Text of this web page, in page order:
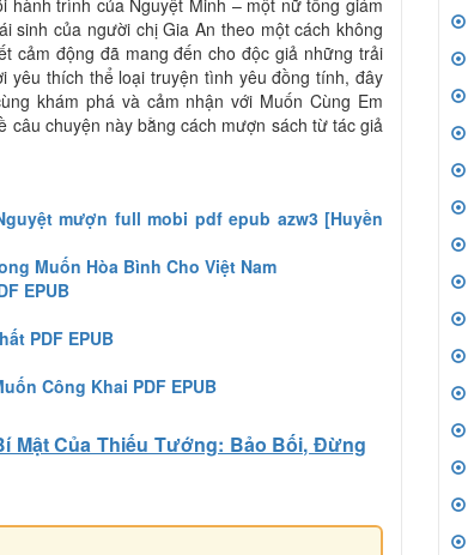
sinh của người chị Gia An theo một cách không
cảm động đã mang đến cho độc giả những trải
yêu thích thể loại truyện tình yêu đồng tính, đây
khám phá và cảm nhận với Muốn Cùng Em
câu chuyện này bằng cách mượn sách từ tác giả
mượn full mobi pdf epub azw3 [Huyền
Muốn Hòa Bình Cho Việt Nam
EPUB
PDF EPUB
Công Khai PDF EPUB
Mật Của Thiếu Tướng: Bảo Bối, Đừng